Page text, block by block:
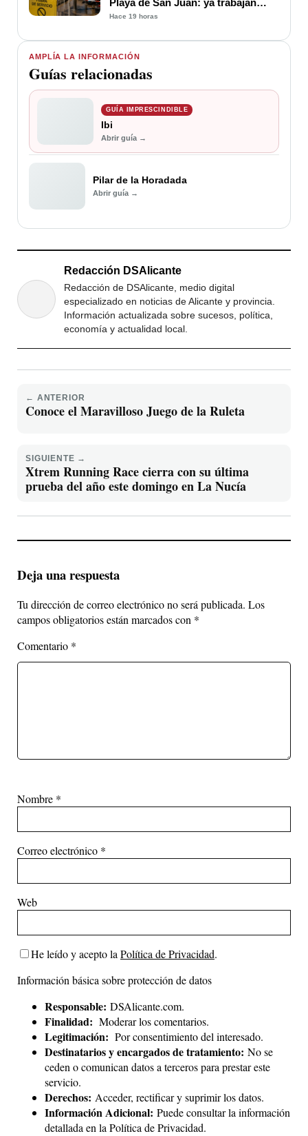
AMPLÍA LA INFORMACIÓN
Guías relacionadas
GUÍA IMPRESCINDIBLE
Ibi
Abrir guía →
Pilar de la Horadada
Abrir guía →
para soluciona
Hace 19 horas
Redacción DSAlicante
Redacción de DSAlicante, medio digital
especializado en noticias de Alicante y provincia.
Información actualizada sobre sucesos, política,
economía y actualidad local.
← ANTERIOR
Conoce el Maravilloso Juego de la Ruleta
SIGUIENTE →
Xtrem Running Race cierra con su última
prueba del año este domingo en La Nucía
Deja una respuesta
Tu dirección de correo electrónico no será publicada. Los
campos obligatorios están marcados con *
Comentario *
Nombre *
Correo electrónico *
Web
He leído y acepto la Política de Privacidad.
Información básica sobre protección de datos
Responsable: DSAlicante.com.
Finalidad: Moderar los comentarios.
Legitimación: Por consentimiento del interesado.
Destinatarios y encargados de tratamiento: No se
ceden o comunican datos a terceros para prestar este
servicio.
Derechos: Acceder, rectificar y suprimir los datos.
Información Adicional: Puede consultar la información
detallada en la Política de Privacidad.